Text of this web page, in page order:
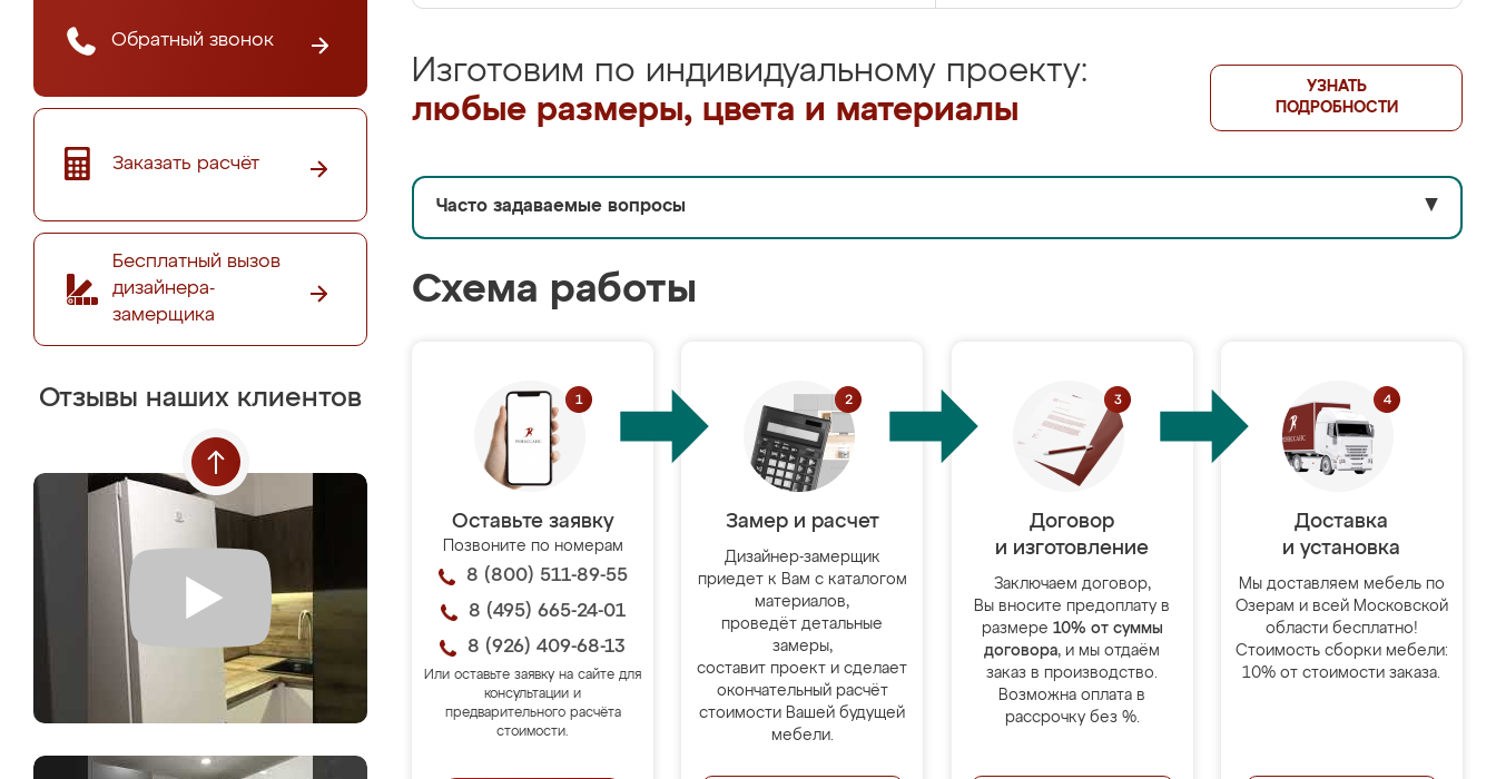
Обратный звонок
Заказать расчёт
Бесплатный вызов
дизайнера-
замерщика
Отзывы наших клиентов
Изготовим по индивидуальному проекту:
любые размеры, цвета и материалы
УЗНАТЬ
ПОДРОБНОСТИ
Часто задаваемые вопросы ▼
Схема работы
Оставьте заявку
Позвоните по номерам
8 (800) 511-89-55
8 (495) 665-24-01
8 (926) 409-68-13
Или оставьте заявку на сайте для
консультации и
предварительного расчёта
стоимости.
Замер и расчет
Дизайнер-замерщик
приедет к Вам с каталогом
материалов,
проведёт детальные
замеры,
составит проект и сделает
окончательный расчёт
стоимости Вашей будущей
мебели.
Договор
и изготовление
Заключаем договор,
Вы вносите предоплату в
размере 10% от суммы
договора, и мы отдаём
заказ в производство.
Возможна оплата в
рассрочку без %.
Доставка
и установка
Мы доставляем мебель по
Озерам и всей Московской
области бесплатно!
Стоимость сборки мебели:
10% от стоимости заказа.